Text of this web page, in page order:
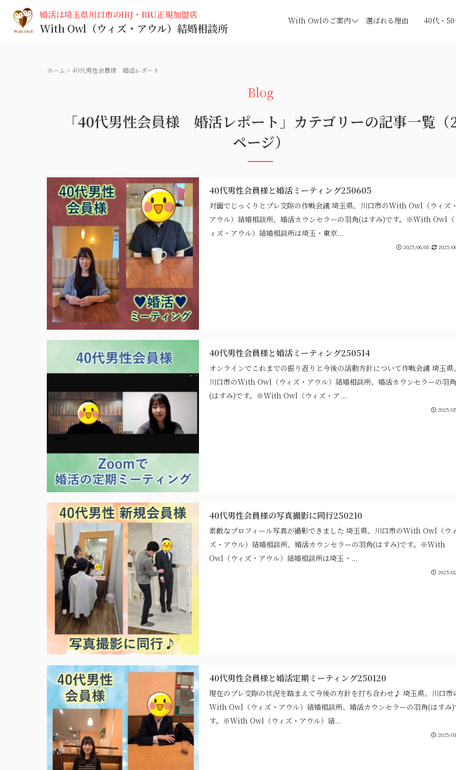
婚活は埼玉県川口市のIBJ・BIU正規加盟店
With Owl （ウィズ・アウル） 結婚相談所
With Owlのご案内 選ばれる理由 40代・
ホーム > 40代男性会員様 婚活レポート
「40代男性会員様 婚活レポート」カテゴリーの記事一覧（
ページ）
40代男性会員様と婚活ミーティング250605
対面でじっくりとプレ交際の作戦会議 埼玉県、川口市のWith Owl（ウィズ・
アウル）結婚相談所、婚活カウンセラーの羽角(はすみ)です。※With Owl（
ィズ・アウル）結婚相談所は埼玉・東京...
2025/06/05 2025/
40代男性会員様と婚活ミーティング250514
オンラインでこれまでの振り返りと今後の活動方針について作戦会議 埼玉県、
川口市のWith Owl（ウィズ・アウル）結婚相談所、婚活カウンセラーの羽角
(はすみ)です。※With Owl（ウィズ・ア...
2025/
40代男性会員様の写真撮影に同行250210
素敵なプロフィール写真が撮影できました 埼玉県、川口市のWith Owl（ウィ
ズ・アウル）結婚相談所、婚活カウンセラーの羽角(はすみ)です。※With
Owl（ウィズ・アウル）結婚相談所は埼玉・...
2025/
40代男性会員様と婚活定期ミーティング250120
現在のプレ交際の状況を踏まえて今後の方針を打ち合わせ♪ 埼玉県、川口市
With Owl（ウィズ・アウル）結婚相談所、婚活カウンセラーの羽角(はすみ)
す。※With Owl（ウィズ・アウル）結...
2025/